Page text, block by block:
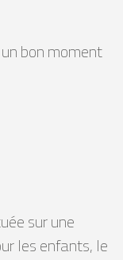
bon moment
sur une
les enfants, le